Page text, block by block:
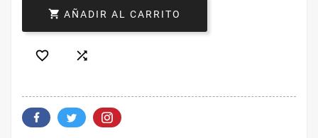
 AÑADIR AL CARRITO
 